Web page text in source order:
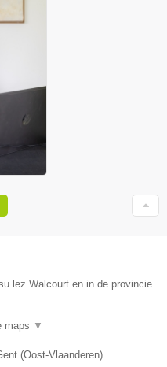
lez Walcourt en in de provincie
maps ▼
(Oost-Vlaanderen)